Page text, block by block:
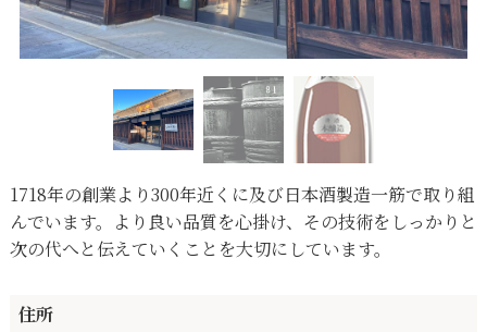
1718年の創業より300年近くに及び日本酒製造一筋で取り組
んでいます。より良い品質を心掛け、その技術をしっかりと
次の代へと伝えていくことを大切にしています。
住所